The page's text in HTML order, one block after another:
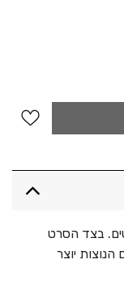
בצד הסרט
הנוצות יוצר